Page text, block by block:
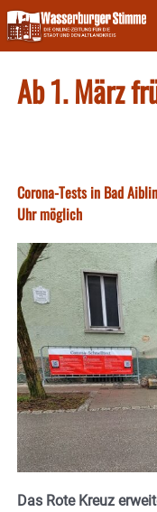
Skip
to
content
Ab 1. März
Corona-Tests in Bad
Uhr möglich
Das Rote Kreuz